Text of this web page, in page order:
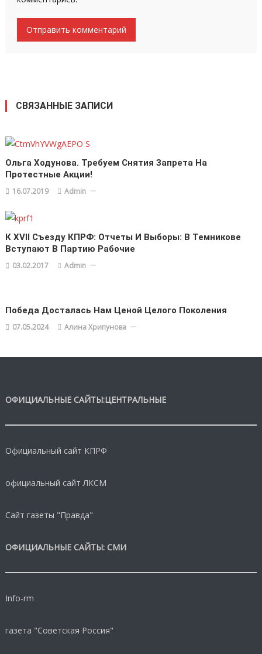
СВЯЗАННЫЕ ЗАПИСИ
Ольга Ходунова. Требуем Снятия Запрета На
Протестные Акции!
16.07.2019 Admin
К XVII Съезду КПРФ: Отчеты И Выборы: В Темникове
Вступают В Партию Рабочие
03.02.2017 Admin
Победа Досталась Нам Ценой Целого Поколения
07.05.2024 Алина Хрипунова
ОФИЦИАЛЬНЫЕ САЙТЫ:ЦЕНТРАЛЬНЫЕ
Официальный сайт КПРФ
официальный сайт ЛКСМ
Сайт газеты "Правда"
ОФИЦИАЛЬНЫЕ САЙТЫ: СМИ
Info-rm
газета "Советская Россия"